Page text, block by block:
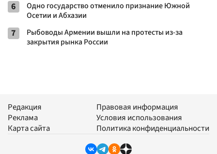
6
Одно государство отменило признание Южной
Осетии и Абхазии
7
Рыбоводы Армении вышли на протесты из-за
закрытия рынка России
Редакция
Реклама
Карта сайта
Правовая информация
Условия использования
Политика конфиденциальности